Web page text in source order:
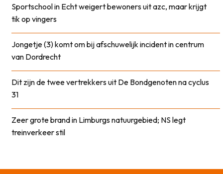
Sportschool in Echt weigert bewoners uit azc, maar krijgt
tik op vingers
Jongetje (3) komt om bij afschuwelijk incident in centrum
van Dordrecht
Dit zijn de twee vertrekkers uit De Bondgenoten na cyclus
31
Zeer grote brand in Limburgs natuurgebied; NS legt
treinverkeer stil